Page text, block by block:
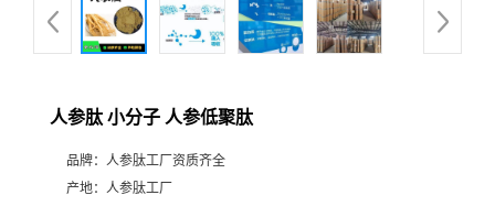
人参肽 小分子 人参低聚肽
品牌： 人参肽工厂资质齐全
产地： 人参肽工厂